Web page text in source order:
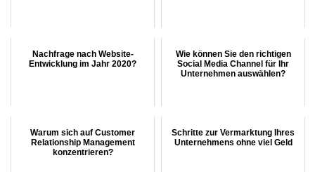
Nachfrage nach Website-
Entwicklung im Jahr 2020?
Wie können Sie den richtigen
Social Media Channel für Ihr
Unternehmen auswählen?
Warum sich auf Customer
Relationship Management
konzentrieren?
Schritte zur Vermarktung Ihres
Unternehmens ohne viel Geld